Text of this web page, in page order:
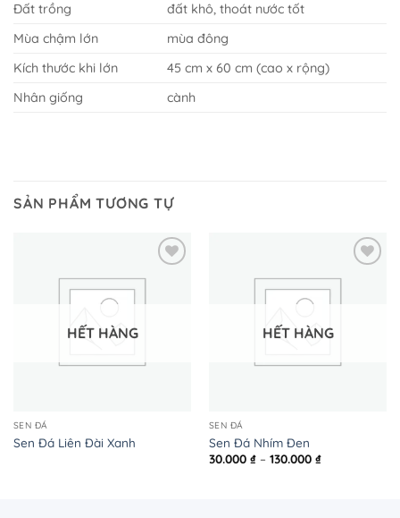
Đất trồng
đất khô, thoát nước tốt
Mùa chậm lớn
mùa đông
Kích thước khi lớn
45 cm x 60 cm (cao x rộng)
Nhân giống
cành
SẢN PHẨM TƯƠNG TỰ
HẾT HÀNG
SEN ĐÁ
Sen Đá Liên Đài Xanh
HẾT HÀNG
SEN ĐÁ
Sen Đá Nhím Đen
30.000 ₫ – 130.000 ₫Khoảng